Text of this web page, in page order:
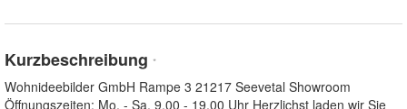
Kurzbeschreibung *
Wohnideebilder GmbH Rampe 3 21217 Seevetal Showroom
Öffnungszeiten: Mo. - Sa. 9.00 - 19.00 Uhr Herzlichst laden wir Sie